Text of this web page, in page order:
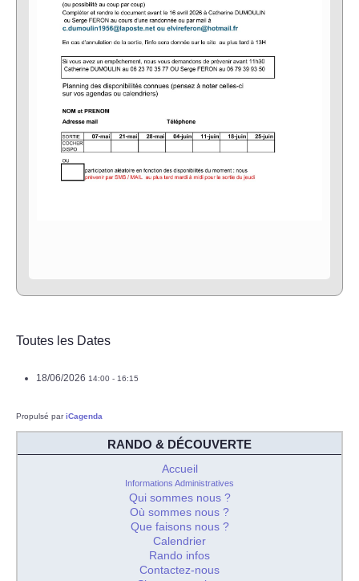
Toutes les Dates
18/06/2026 14:00 - 16:15
Propulsé pariCagenda
RANDO & DÉCOUVERTE
Accueil
Informations Administratives
Qui sommes nous ?
Où sommes nous ?
Que faisons nous ?
Calendrier
Rando infos
Contactez-nous